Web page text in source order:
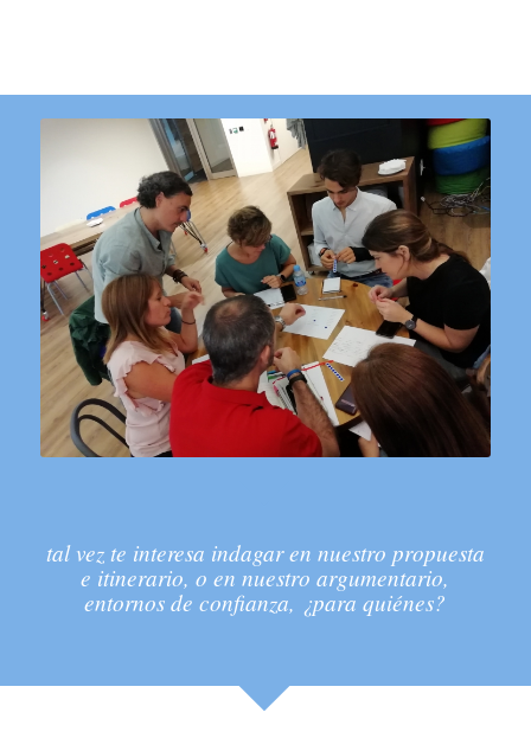
tal vez te interesa indagar en nuestro propuesta
e itinerario, o en nuestro argumentario,
entornos de confianza, ¿para quiénes?